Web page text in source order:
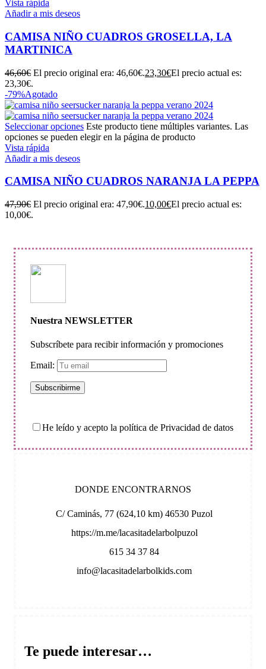
Vista rápida
Añadir a mis deseos
CAMISA NIÑO CUADROS GROSELLA, LA
MARTINICA
46,60€ El precio original era: 46,60€.23,30€El precio actual es:
23,30€.
-79%Agotado
Seleccionar opciones Este producto tiene múltiples variantes. Las
opciones se pueden elegir en la página de producto
Vista rápida
Añadir a mis deseos
CAMISA NIÑO CUADROS NARANJA LA PEPPA
47,90€ El precio original era: 47,90€.10,00€El precio actual es:
10,00€.
Nuestra NEWSLETTER
Subscríbete para recibir información y promociones
Email:
He leído y acepto la política de Privacidad de datos
DONDE ENCONTRARNOS
C/ Caminás, 77 (624,10 km) 46530 Puzol
https://m.me/lacasitadelarbolpuzol
615 34 37 84
info@lacasitadelarbolkids.com
Te puede interesar…